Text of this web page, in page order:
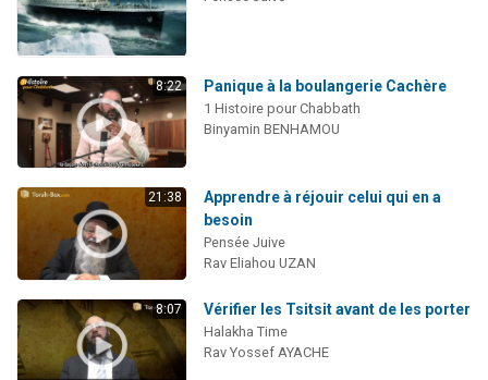
8:22 Panique à la boulangerie Cachère
1 Histoire pour Chabbath
Binyamin BENHAMOU
21:38
Apprendre à réjouir celui qui en a
besoin
Pensée Juive
Rav Eliahou UZAN
8:07 Vérifier les Tsitsit avant de les porter
Halakha Time
Rav Yossef AYACHE